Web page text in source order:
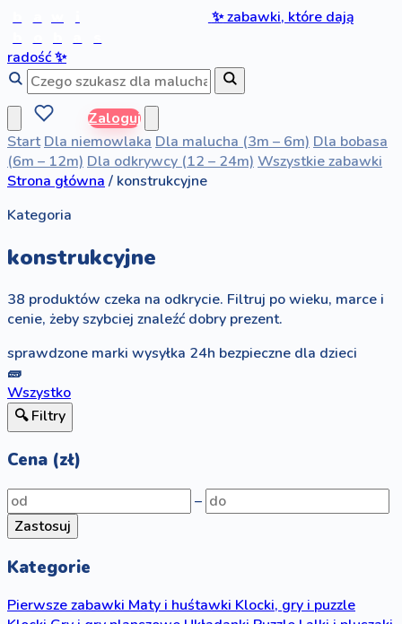
✨zabawki, które dają
radość✨
Zaloguj
Start Dla niemowlaka Dla malucha (3m – 6m) Dla bobasa
(6m – 12m) Dla odkrywcy (12 – 24m) Wszystkie zabawki
Strona główna / konstrukcyjne
Kategoria
konstrukcyjne
38 produktów czeka na odkrycie. Filtruj po wieku, marce i
cenie, żeby szybciej znaleźć dobry prezent.
sprawdzone marki wysyłka 24h bezpieczne dla dzieci
🧱
Wszystko
🔍 Filtry
Cena (zł)
–
Zastosuj
Kategorie
Pierwsze zabawkiMaty i huśtawkiKlocki, gry i puzzle